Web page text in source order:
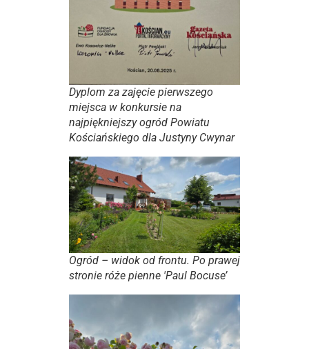
Dyplom za zajęcie pierwszego
miejsca w konkursie na
najpiękniejszy ogród Powiatu
Kościańskiego dla Justyny Cwynar
Ogród – widok od frontu. Po prawej
stronie róże pienne 'Paul Bocuse’